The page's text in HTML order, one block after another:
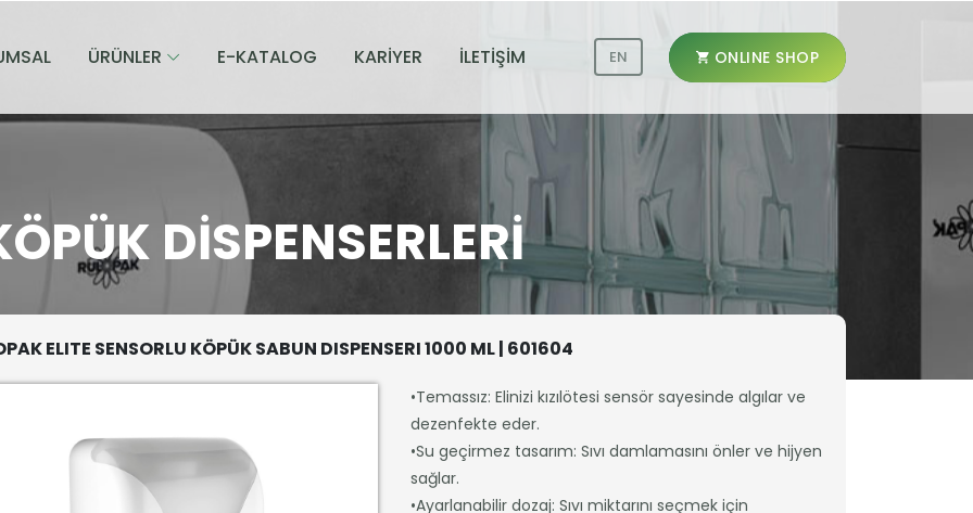
ÜRÜNLER E-KATALOG KARİYER İLETİŞİM EN ONLINE SHOP
DISPENSERLERI
ELITE SENSORLU KÖPÜK SABUN DISPENSERI 1000 ML | 601604
•Temassız: Elinizi kızılötesi sensör sayesinde algılar ve
dezenfekte eder.
•Su geçirmez tasarım: Sıvı damlamasını önler ve hijyen
sağlar.
•Ayarlanabilir dozaj: Sıvı miktarını seçmek için